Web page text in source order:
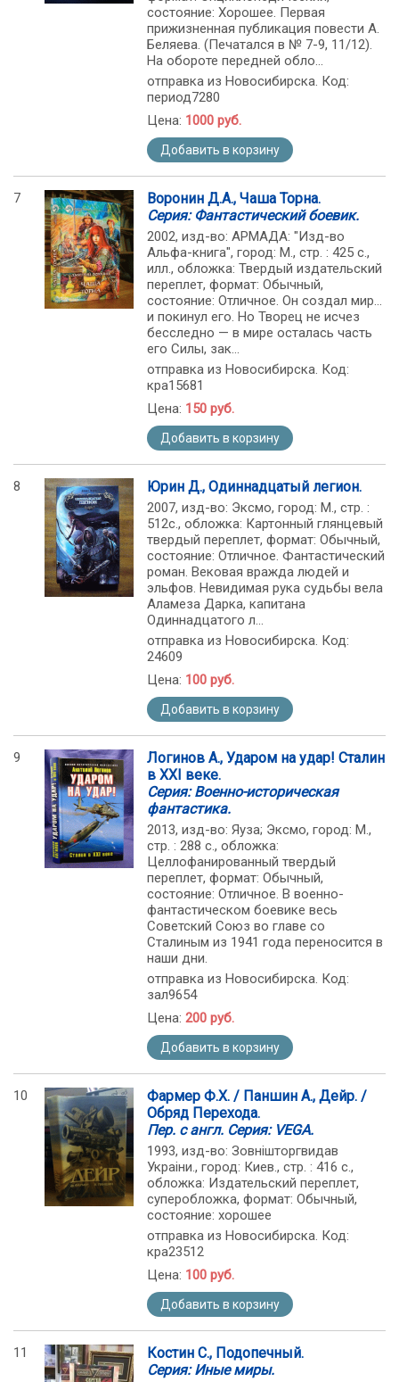
состояние: Хорошее. Первая
прижизненная публикация повести А.
Беляева. (Печатался в № 7-9, 11/12).
На обороте передней обло...
отправка из Новосибирска. Код:
период7280
Цена: 1000 руб.
Добавить в корзину
7
Воронин Д.А., Чаша Торна.
Серия: Фантастический боевик.
2002, изд-во: АРМАДА: "Изд-во
Альфа-книга", город: М., стр. : 425 с.,
илл., обложка: Твердый издательский
переплет, формат: Обычный,
состояние: Отличное. Он создал мир…
и покинул его. Но Творец не исчез
бесследно — в мире осталась часть
его Силы, зак...
отправка из Новосибирска. Код:
кра15681
Цена: 150 руб.
Добавить в корзину
8 Юрин Д., Одиннадцатый легион.
2007, изд-во: Эксмо, город: М., стр. :
512с., обложка: Картонный глянцевый
твердый переплет, формат: Обычный,
состояние: Отличное. Фантастический
роман. Вековая вражда людей и
эльфов. Невидимая рука судьбы вела
Аламеза Дарка, капитана
Одиннадцатого л...
отправка из Новосибирска. Код:
24609
Цена: 100 руб.
Добавить в корзину
9
Логинов А., Ударом на удар! Сталин
в XXI веке.
Серия: Военно-историческая
фантастика.
2013, изд-во: Яуза; Эксмо, город: М.,
стр. : 288 с., обложка:
Целлофанированный твердый
переплет, формат: Обычный,
состояние: Отличное. В военно-
фантастическом боевике весь
Советский Союз во главе со
Сталиным из 1941 года переносится в
наши дни.
отправка из Новосибирска. Код:
зал9654
Цена: 200 руб.
Добавить в корзину
10
Фармер Ф.Х. / Паншин А., Дейр. /
Обряд Перехода.
Пер. с англ. Серия: VEGA.
1993, изд-во: Зовнiшторгвидав
Украiни., город: Киев., стр. : 416 с.,
обложка: Издательский переплет,
суперобложка, формат: Обычный,
состояние: хорошее
отправка из Новосибирска. Код:
кра23512
Цена: 100 руб.
Добавить в корзину
11
Костин С., Подопечный.
Серия: Иные миры.